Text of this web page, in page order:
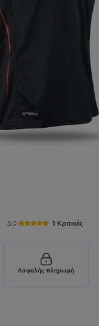
5.0 1 Κριτικές
Ασφαλής πληρωμή